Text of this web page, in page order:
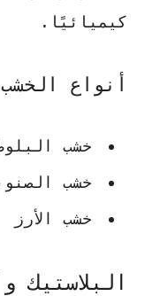
كيميائيًا.
أنواع
خشب
خشب
خشب الأرز
البلاستيك